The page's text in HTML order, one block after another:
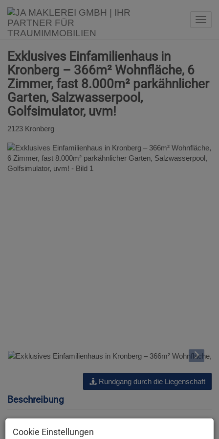
Exklusives Einfamilienhaus in
Kronberg – 366m² Wohnfläche, 6
Zimmer, fast 8.000m² parkähnlicher
Garten, Salzwasserpool,
Golfsimulator, uvm!
2123 Kronberg
Rundgang durch die Liegenschaft
Beschreibung
Cookie Einstellungen